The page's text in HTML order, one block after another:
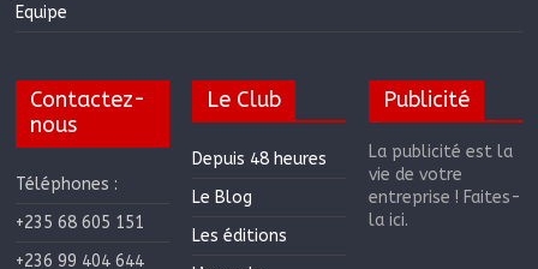
Equipe
Contactez-
nous
Téléphones :
+235 68 605 151
+236 99 404 644
Le Club
Depuis 48 heures
Le Blog
Les éditions
Publicité
La publicité est la
vie de votre
entreprise ! Faites-
la ici.